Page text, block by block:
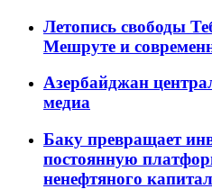
Летопись свободы
Мешруте и
Азербайджан
медиа
Баку превращает
постоянную
ненефтяного